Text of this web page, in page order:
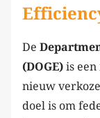
De
(DOGE) is
nieuw
doel is om